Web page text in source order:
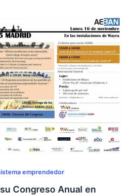
emprendedor
Congreso Anual en